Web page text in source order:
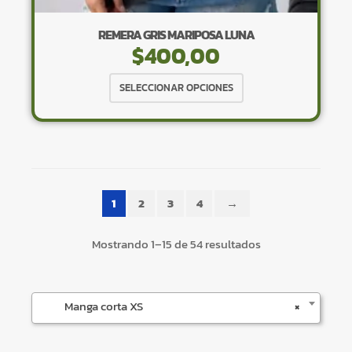
REMERA GRIS MARIPOSA LUNA
$400,00
SELECCIONAR OPCIONES
producto
tiene
elegir
la
de
1 2 3 4 →
Mostrando 1–15 de 54 resultados
×
Manga corta XS
×
Tu carrito está vacío.